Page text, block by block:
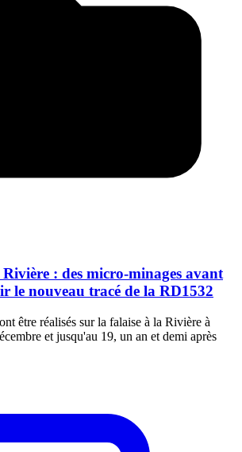
: des micro-minages avant
le nouveau tracé de la RD1532
être réalisés sur la falaise à la Rivière à
et jusqu'au 19, un an et demi après